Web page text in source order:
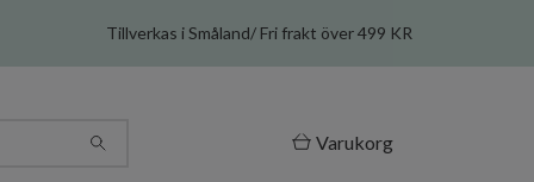
Tillverkas i Småland/ Fri frakt över 499 KR
Varukorg